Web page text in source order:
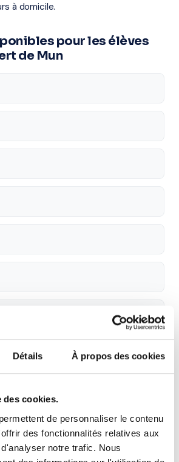
Détails À propos des cookies
des cookies.
de personnaliser le contenu
des fonctionnalités relatives aux
notre trafic. Nous
à domicile.
pour les élèves
de Mun